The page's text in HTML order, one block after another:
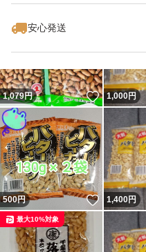
安心発送
1,079円 いいね！
1,000円
500円 いいね！
1,400円
最大10%対象